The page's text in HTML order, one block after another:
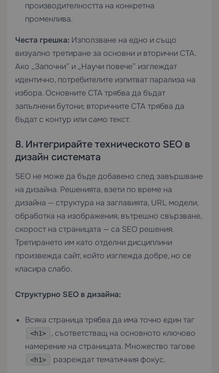
производителността на конкретна
променлива.
Честа грешка: Използване на едно и също
визуално третиране за основни и вторични CTA.
Ако „Започни” и „Научи повече” изглеждат
идентично, потребителите изпитват парализа на
избора. Основните CTA трябва да бъдат
запълнени бутони; вторичните CTA трябва да
бъдат с контур или само текст.
8. Интегрирайте техническото SEO в
дизайн системата
SEO не може да бъде добавено след завършване
на дизайна. Решенията, взети по време на
дизайна — структура на заглавията, URL модели,
обработка на изображения, вътрешно свързване,
скорост на страницата — са SEO решения.
Третирането им като отделни дисциплини
произвежда сайт, който изглежда добре, но се
класира слабо.
Структурно SEO в дизайна:
Всяка страница трябва да има точно един таг
<h1>
, съответстващ на основното ключово
намерение на страницата. Множество тагове
<h1>
разреждат тематичния фокус.